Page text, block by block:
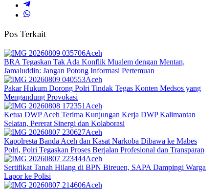
Pos Terkait
Aceh
BRA Tegaskan Tak Ada Konflik Mualem dengan Mentan,
Jamaluddin: Jangan Potong Informasi Pertemuan
Aceh
Pakar Hukum Dorong Polri Tindak Tegas Konten Medsos yang
Mengandung Provokasi
Aceh
Ketua DWP Aceh Terima Kunjungan Kerja DWP Kalimantan
Selatan, Pererat Sinergi dan Kolaborasi
Aceh
Kapolresta Banda Aceh dan Kasat Narkoba Dibawa ke Mabes
Polri, Polri Tegaskan Proses Berjalan Profesional dan Transparan
Aceh
Sertifikat Tanah Hilang di BPN Bireuen, SAPA Dampingi Warga
Lapor ke Polisi
Aceh